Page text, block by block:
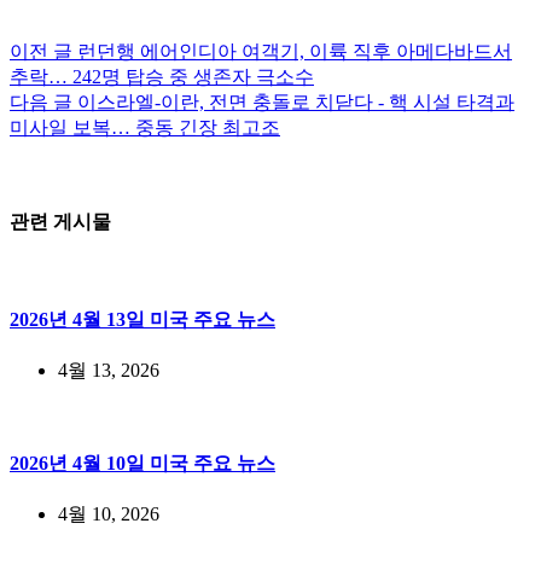
이전 글 런던행 에어인디아 여객기, 이륙 직후 아메다바드서
추락… 242명 탑승 중 생존자 극소수
다음 글 이스라엘-이란, 전면 충돌로 치닫다 - 핵 시설 타격과
미사일 보복… 중동 긴장 최고조
관련 게시물
2026년 4월 13일 미국 주요 뉴스
4월 13, 2026
2026년 4월 10일 미국 주요 뉴스
4월 10, 2026